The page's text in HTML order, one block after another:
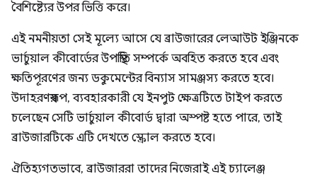
বৈশিষ্ট্যের উপর ভিত্তি করে।
এই নমনীয়তা সেই মূল্যে আসে যে ব্রাউজারের লেআউট ইঞ্জিনকে
ভার্চুয়াল কীবোর্ডের উপস্থিতি সম্পর্কে অবহিত করতে হবে এবং
ক্ষতিপূরণের জন্য ডকুমেন্টের বিন্যাস সামঞ্জস্য করতে হবে।
উদাহরণস্বরূপ, ব্যবহারকারী যে ইনপুট ক্ষেত্রটিতে টাইপ করতে
চলেছেন সেটি ভার্চুয়াল কীবোর্ড দ্বারা অস্পষ্ট হতে পারে, তাই
ব্রাউজারটিকে এটি দেখতে স্ক্রোল করতে হবে।
ঐতিহ্যগতভাবে, ব্রাউজাররা তাদের নিজেরাই এই চ্যালেঞ্জ